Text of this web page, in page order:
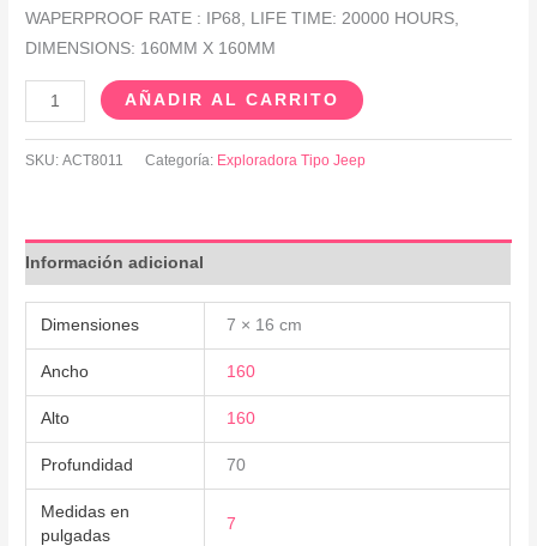
WAPERPROOF RATE : IP68, LIFE TIME: 20000 HOURS,
DIMENSIONS: 160MM X 160MM
AÑADIR AL CARRITO
SKU:ACT8011 Categoría: Exploradora Tipo Jeep
Información adicional
Dimensiones 7 × 16 cm
Ancho 160
Alto 160
Profundidad 70
Medidas en
pulgadas
7